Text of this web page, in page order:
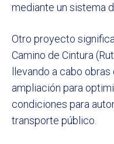
mediante un sistema
Otro proyecto
Camino de Cintura
llevando a cabo
ampliación para
condiciones para
transporte público.